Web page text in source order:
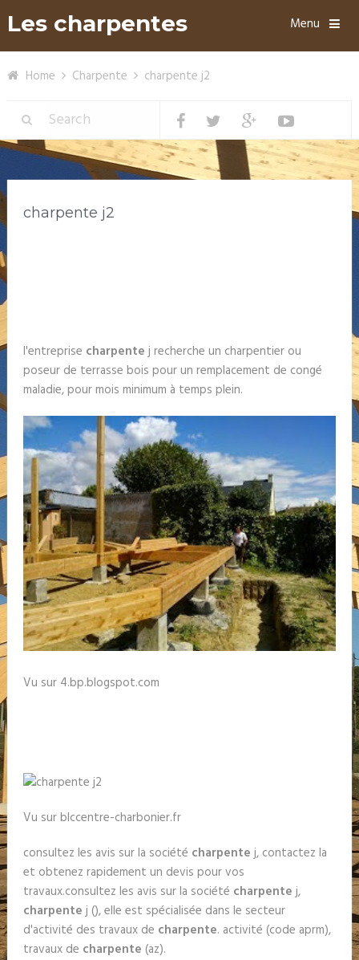
Les charpentes Menu
Home Charpente charpente j2
charpente j2
l'entreprise charpentej recherche un charpentier ou
poseur de terrasse bois pour un remplacement de congé
maladie, pour mois minimum à temps plein.
Vu sur 4.bp.blogspot.com
Vu sur blccentre-charbonier.fr
consultez les avis sur la société charpente j, contactez la
et obtenez rapidement un devis pour vos
travaux.consultez les avis sur la société charpente j,
charpente j (), elle est spécialisée dans le secteur
d'activité des travaux de charpente. activité (code aprm),
travaux de charpente (az).